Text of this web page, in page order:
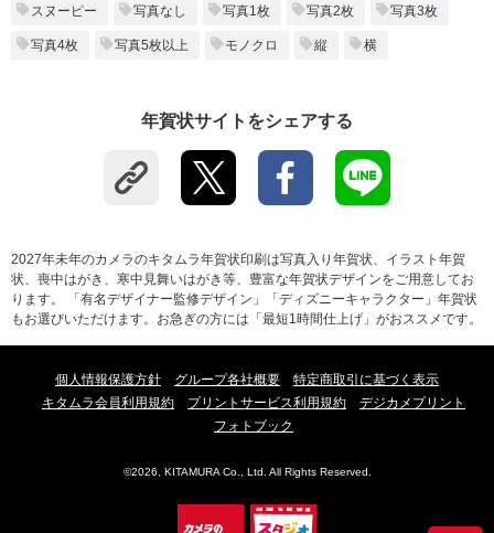
スヌーピー 写真なし 写真1枚 写真2枚 写真3枚
写真4枚 写真5枚以上 モノクロ 縦 横
年賀状サイトをシェアする
2027年未年のカメラのキタムラ年賀状印刷は写真入り年賀状、イラスト年賀
状、喪中はがき、寒中見舞いはがき等、豊富な年賀状デザインをご用意してお
ります。 「有名デザイナー監修デザイン」「ディズニーキャラクター」年賀状
もお選びいただけます。お急ぎの方には「最短1時間仕上げ」がおススメです。
個人情報保護方針 グループ各社概要
特定商取引に基づく表示
キタムラ会員利用規約
プリントサービス利用規約
デジカメプリント
フォトブック
©2026, KITAMURA Co., Ltd. All Rights Reserved.